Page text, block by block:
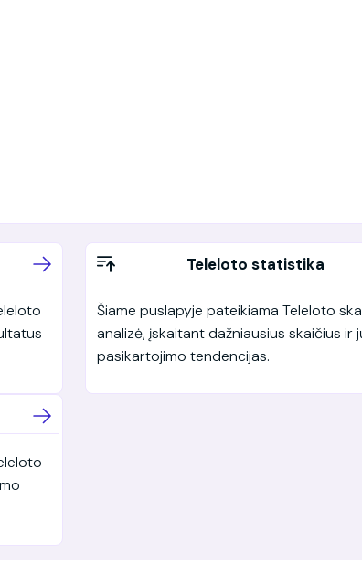
Teleloto statistika
Šiame puslapyje pateikiama Teleloto
analizė, įskaitant dažniausius skaičius ir
pasikartojimo tendencijas.